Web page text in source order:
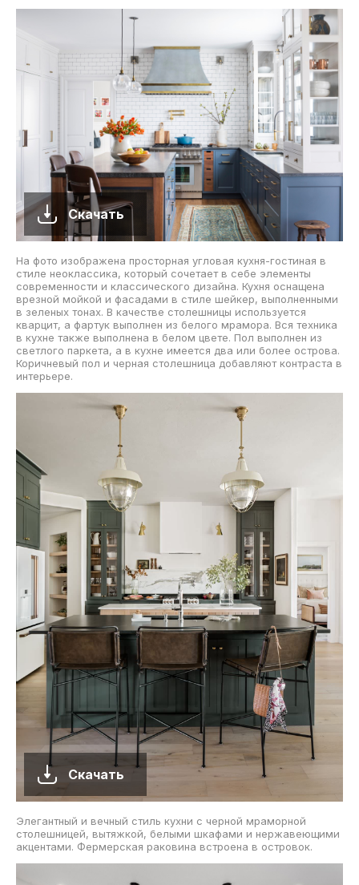
Скачать
На фото изображена просторная угловая кухня-гостиная в
стиле неоклассика, который сочетает в себе элементы
современности и классического дизайна. Кухня оснащена
врезной мойкой и фасадами в стиле шейкер, выполненными
в зеленых тонах. В качестве столешницы используется
кварцит, а фартук выполнен из белого мрамора. Вся техника
в кухне также выполнена в белом цвете. Пол выполнен из
светлого паркета, а в кухне имеется два или более острова.
Коричневый пол и черная столешница добавляют контраста в
интерьере.
Скачать
Элегантный и вечный стиль кухни с черной мраморной
столешницей, вытяжкой, белыми шкафами и нержавеющими
акцентами. Фермерская раковина встроена в островок.